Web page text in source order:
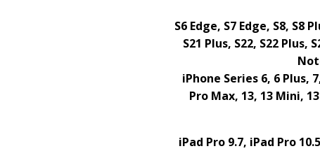
S6 Edge, S7 Edge, S8, S8
S21 Plus, S22, S22 Plus,
iPhone Series 6, 6 Plus,
Pro Max, 13, 13 Mini,
iPad Pro 9.7, iPad Pro